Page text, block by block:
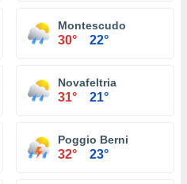
Montescudo
30° 22°
Novafeltria
31° 21°
Poggio Berni
32° 23°